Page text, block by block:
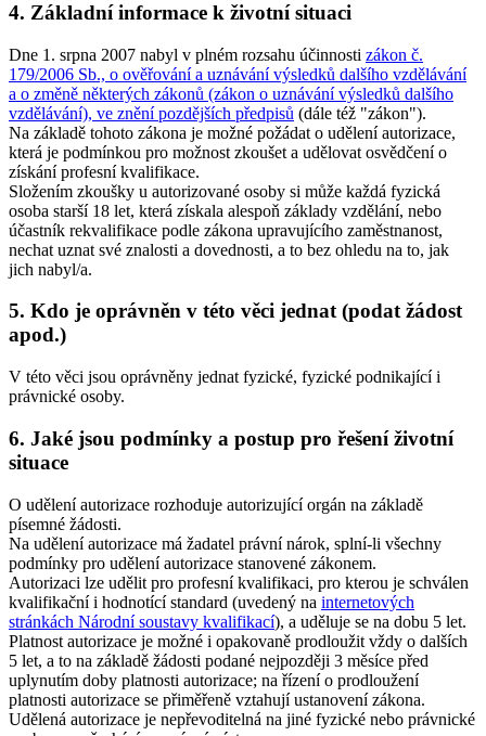
4. Základní informace k životní situaci
Dne 1. srpna 2007 nabyl v plném rozsahu účinnosti zákon č.
179/2006 Sb., o ověřování a uznávání výsledků dalšího vzdělávání
a o změně některých zákonů (zákon o uznávání výsledků dalšího
vzdělávání), ve znění pozdějších předpisů (dále též "zákon").
Na základě tohoto zákona je možné požádat o udělení autorizace,
která je podmínkou pro možnost zkoušet a udělovat osvědčení o
získání profesní kvalifikace.
Složením zkoušky u autorizované osoby si může každá fyzická
osoba starší 18 let, která získala alespoň základy vzdělání, nebo
účastník rekvalifikace podle zákona upravujícího zaměstnanost,
nechat uznat své znalosti a dovednosti, a to bez ohledu na to, jak
jich nabyl/a.
5. Kdo je oprávněn v této věci jednat (podat žádost
apod.)
V této věci jsou oprávněny jednat fyzické, fyzické podnikající i
právnické osoby.
6. Jaké jsou podmínky a postup pro řešení životní
situace
O udělení autorizace rozhoduje autorizující orgán na základě
písemné žádosti.
Na udělení autorizace má žadatel právní nárok, splní-li všechny
podmínky pro udělení autorizace stanovené zákonem.
Autorizaci lze udělit pro profesní kvalifikaci, pro kterou je schválen
kvalifikační i hodnotící standard (uvedený na internetových
stránkách Národní soustavy kvalifikací), a uděluje se na dobu 5 let.
Platnost autorizace je možné i opakovaně prodloužit vždy o dalších
5 let, a to na základě žádosti podané nejpozději 3 měsíce před
uplynutím doby platnosti autorizace; na řízení o prodloužení
platnosti autorizace se přiměřeně vztahují ustanovení zákona.
Udělená autorizace je nepřevoditelná na jiné fyzické nebo právnické